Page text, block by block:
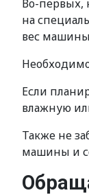
Во-первых,
на
вес машины
Если
влажную
Также не
машины и